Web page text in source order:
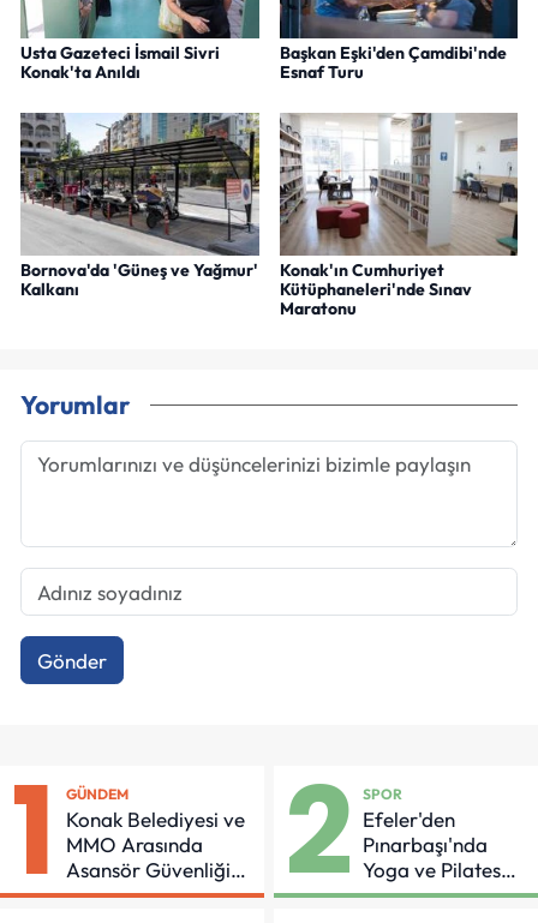
Usta Gazeteci İsmail Sivri
Konak'ta Anıldı
Başkan Eşki'den Çamdibi'nde
Esnaf Turu
Bornova'da 'Güneş ve Yağmur'
Kalkanı
Konak'ın Cumhuriyet
Kütüphaneleri'nde Sınav
Maratonu
Yorumlar
Gönder
1 GÜNDEM
Konak Belediyesi ve
MMO Arasında
Asansör Güvenliği
İçin Önemli Protokol
2 SPOR
Efeler'den
Pınarbaşı'nda
Yoga ve Pilates
Buluşması